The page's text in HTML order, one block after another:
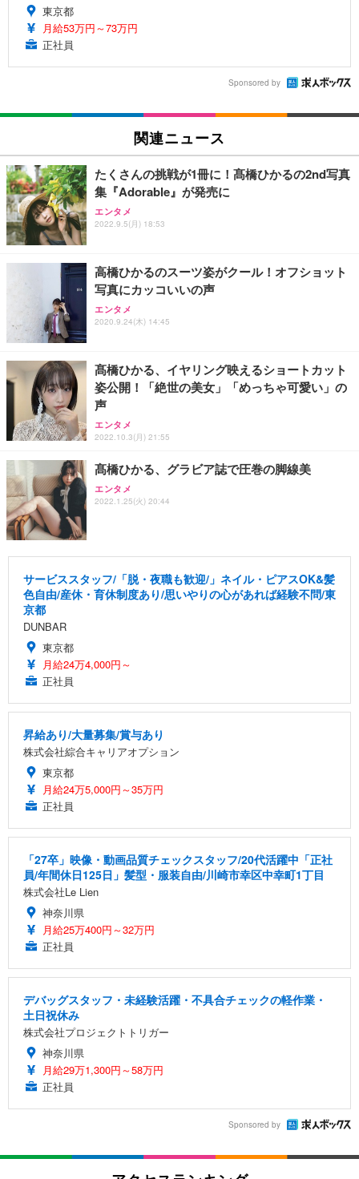
東京都
月給53万円～73万円
正社員
Sponsored by
関連ニュース
たくさんの挑戦が1冊に！髙橋ひかるの2nd写真
集『Adorable』が発売に
エンタメ
2022.9.5(月) 18:53
高橋ひかるのスーツ姿がクール！オフショット
写真にカッコいいの声
エンタメ
2020.9.24(木) 14:45
髙橋ひかる、イヤリング映えるショートカット
姿公開！「絶世の美女」「めっちゃ可愛い」の
声
エンタメ
2022.10.3(月) 21:55
髙橋ひかる、グラビア誌で圧巻の脚線美
エンタメ
2022.1.25(火) 20:44
サービススタッフ/「脱・夜職も歓迎/」ネイル・ピアスOK&髪
色自由/産休・育休制度あり/思いやりの心があれば経験不問/東
京都
DUNBAR
東京都
月給24万4,000円～
正社員
昇給あり/大量募集/賞与あり
株式会社綜合キャリアオプション
東京都
月給24万5,000円～35万円
正社員
「27卒」映像・動画品質チェックスタッフ/20代活躍中「正社
員/年間休日125日」髪型・服装自由/川崎市幸区中幸町1丁目
株式会社Le Lien
神奈川県
月給25万400円～32万円
正社員
デバッグスタッフ・未経験活躍・不具合チェックの軽作業・
土日祝休み
株式会社プロジェクトトリガー
神奈川県
月給29万1,300円～58万円
正社員
Sponsored by